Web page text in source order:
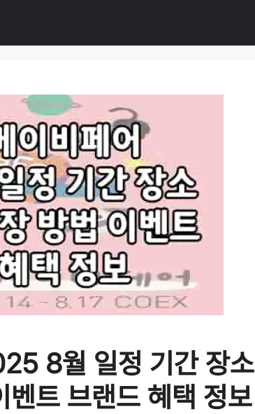
8월 일정 기간 장소
트 브랜드 혜택 정보